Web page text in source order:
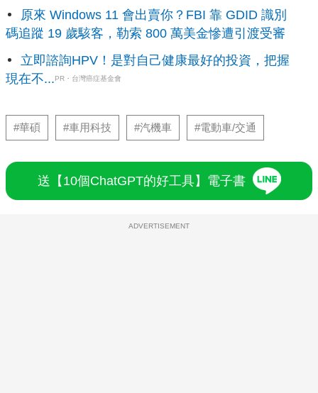
原來 Windows 11 會出賣你？FBI 靠 GDID 識別
碼追蹤 19 歲駭客，勒索 800 萬美金慘遭引渡受審
立即諮詢HPV！是對自己健康最好的投資，把握
現在不...PR・台灣癌症基金會
#華碩 #車用科技 #汽機車 #電動車/交通
送【10個ChatGPT的好工具】電子書
ADVERTISEMENT